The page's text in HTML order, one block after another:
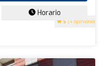
5 (4 opiniones)
Horario